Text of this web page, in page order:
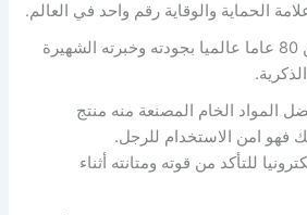
الحماية والوقاية رقم واحد في العالم.
عرف اكثر من 80 عاما عالميا بجودته وخبرته الشهيرة
المواد الخام المصنعة منه منتج
فهو امن الاستخدام للرجل.
للتأكد من قوته ومتانته أثناء